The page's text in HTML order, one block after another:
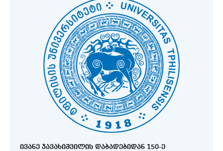
ᲘᲕᲐᲜᲔ ᲯᲐᲕᲐᲮᲘᲨᲕᲘᲚᲘᲡ ᲓᲐᲑᲐᲓᲔᲑᲘᲓᲐᲜ 150-Ე